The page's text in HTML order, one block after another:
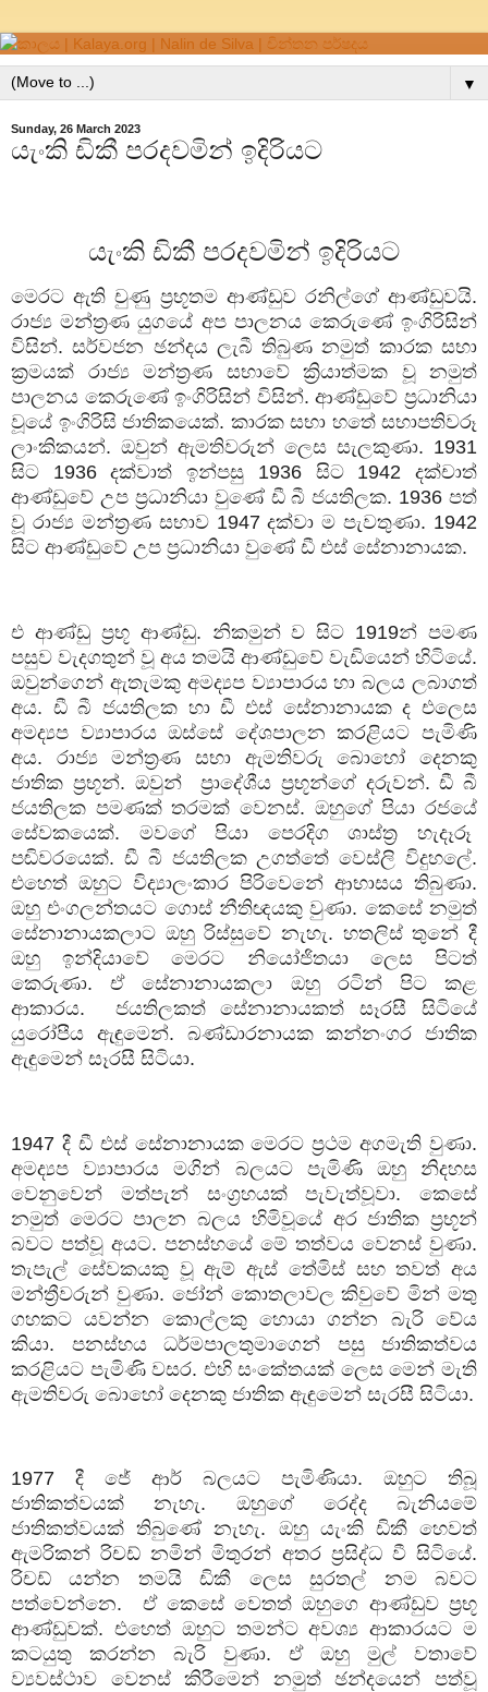
▼
Sunday, 26 March 2023
යැංකි ඩිකී පරදවමින් ඉදිරියට
යැංකි ඩිකී පරදවමින් ඉදිරියට
මෙරට ඇති චුණු ප්‍රභූතම ආණ්ඩුව රනිල්ගේ ආණ්ඩුවයි.
රාජ්‍ය මන්ත්‍රණ යුගයේ අප පාලනය කෙරුණේ ඉංගිරිසින්
විසින්.සර්වජන ඡන්දය ලැබී තිබුණ නමුත් කාරක සභා
ක්‍රමයක්
රාජ්‍ය මන්ත්‍රණ සභාවේ ක්‍රියාත්මක වූ
නමුත්
පාලනය කෙරුණේ ඉංගිරිසින් විසින්.ආණ්ඩුවේ ප්‍රධානියා
වූයේ ඉංගිරිසි ජාතිකයෙක්. කාරක සභා හතේ සභාපතිවරූ
ලාංකිකයන්. ඔවුන් ඇමතිවරුන් ලෙස සැලකුණා. 1931
සිට 1936දක්වාත් ඉන්පසු 1936 සිට1942දක්චාත්
ආණ්ඩුවේ උප ප්‍රධානියා වුණේ ඩී බී ජයතිලක. 1936 පත්
වූ රාජ්‍ය මන්ත්‍රණ සභාව1947දක්වා ම පැවතුණා. 1942
සිට ආණ්ඩුවේ උප ප්‍රධානියා වුණේ ඩී එස් සේනානායක.
එ ආණ්ඩු ප්‍රභූ ආණ්ඩු. නිකමුන් ව සිට 1919න් පමණ
පසුව වැදගතුන් වූ අය තමයි ආණ්ඩුවේ වැඩියෙන් හිටියේ.
ඔවුන්ගෙන් ඇතැමකු අමද්‍යප ව්‍යාපාරය හා බලය ලබාගත්
අය. ඩී බී ජයතිලක හා ඩී එස් සේනානායක ද එලෙස
අමද්‍යප ව්‍යාපාරය ඔස්සේ දේශපාලන කරළියට පැමිණි
අය. රාජ්‍ය මන්ත්‍රණ සභා ඇමතිවරු බොහෝ
දෙනකු
ජාතික ප්‍රභූන්. ඔවුන් ප්‍රාදේශීය ප්‍රභූන්ගේ දරුවන්.ඩී බී
ජයතිලක පමණක් තරමක් වෙනස්. ඔහුගේ පියා රජයේ
සේවකයෙක්. මවගේ පියා පෙරදිග ශාස්ත්‍ර
හැදෑරූ
පඬිවරයෙක්. ඩී බී ජයතිලක උගත්තේ වෙස්ලි විදුහලේ.
එහෙත් ඔහුට විද්‍යාලංකාර පිරිවෙනේ ආභාසය තිබුණා.
ඔහු එංගලන්තයට ගොස් නීතිඥයකු වුණා. කෙසේ නමුත්
සේනානායකලාට ඔහු රිස්සුවේ නැහැ. හතලිස් තුනේ දී
ඔහු
ඉන්දියාවේ මෙරට නියෝජිතයා ලෙස
පිටත්
කෙරුණා.ඒ සේනානායකලා ඔහු රටින් පිට
කළ
ආකාරය. ජයතිලකත් සේනානායකත් සෑරසී
සිටියේ
යුරෝපීය ඇඳුමෙන්. බණ්ඩාරනායක කන්නංගර ජාතික
ඇඳුමෙන් සෑරසී සිටියා.
1947 දී ඩී එස් සේනානායක මෙරට ප්‍රථම අගමැති වුණා.
අමද්‍යප
ව්‍යාපාරය මගින් බලයට පැමිණි ඔහු
නිදහස
වෙනුවෙන්
මත්පැන් සංග්‍රහයක් පැවැත්වූවා. කෙසේ
නමුත් මෙරට පාලන බලය හිමිවූයේ අර ජාතික ප්‍රභූන්
බවට පත්වූ අයට. පනස්හයේ මේ තත්වය වෙනස් වුණා.
තැපැල් සේවකයකු වූ ඇම් ඇස් තේමිස් සහ තවත් අය
මන්ත්‍රීවරුන් වුණා. ජෝන් කොතලාවල කිවුවේ මින් මතු
ගහකට යවන්න කොල්ලකු හොයා ගන්න බැරි වේය
කියා. පනස්හය ධර්මපාලතුමාගෙන් පසු
ජාතිකත්වය
කරළියට පැමිණි වසර. එහි සංකේතයක් ලෙස මෙන් මැති
ඇමතිවරු බොහෝ දෙනකු ජාතික ඇඳුමෙන් සැරසී සිටියා.
1977 දී ජේ ආර් බලයට පැමිණියා. ඔහුට
තිබූ
ජාතිකත්වයක්
නැහැ. ඔහුගේ රෙද්ද
බැනියමේ
ජාතිකත්වයක් තිබුණේ නැහැ. ඔහු යැංකි ඩිකී හෙවත්
ඇමරිකන් රිචඩ් නමින් මිතුරන් අතර ප්‍රසිද්ධ වී සිටියේ.
රිචඩ්
යන්න තමයි ඩිකී ලෙස සුරතල් නම
බවට
පත්වෙන්නෙ. ඒ කෙසේ වෙතත් ඔහුගෙ ආණ්ඩුව ප්‍රභූ
ආණ්ඩුවක්. එහෙත් ඔහුට තමන්ට අවශ්‍ය ආකාරයට ම
කටයුතු
කරන්න බැරි වුණා. ඒ ඔහු මුල්
වතාවේ
ව්‍යවස්ථාව
වෙනස් කිරීමෙන් නමුත් ඡන්දයෙන්
පත්වූ